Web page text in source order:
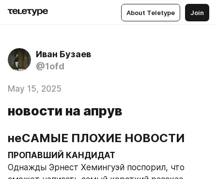
About Teletype Join
Иван Бузаев
@1ofd
May 15, 2025
новости на апрув
неСАМЫЕ ПЛОХИЕ НОВОСТИ
ПРОПАВШИЙ КАНДИДАТ
Однажды Эрнест Хемингуэй поспорил, что